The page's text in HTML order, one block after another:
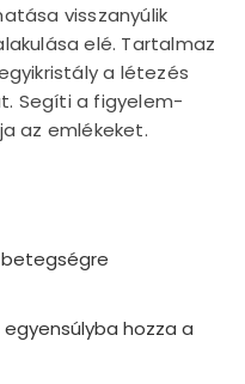
visszanyúlik
elé. Tartalmaz
a létezés
Segíti a figyelem-
az emlékeket.
hozza a